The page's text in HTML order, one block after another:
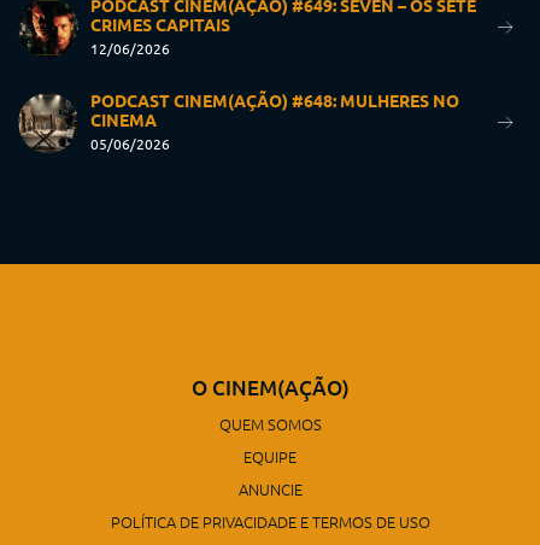
PODCAST CINEM(AÇÃO) #649: SEVEN – OS SETE
CRIMES CAPITAIS
12/06/2026
PODCAST CINEM(AÇÃO) #648: MULHERES NO
CINEMA
05/06/2026
O CINEM(AÇÃO)
QUEM SOMOS
EQUIPE
ANUNCIE
POLÍTICA DE PRIVACIDADE E TERMOS DE USO